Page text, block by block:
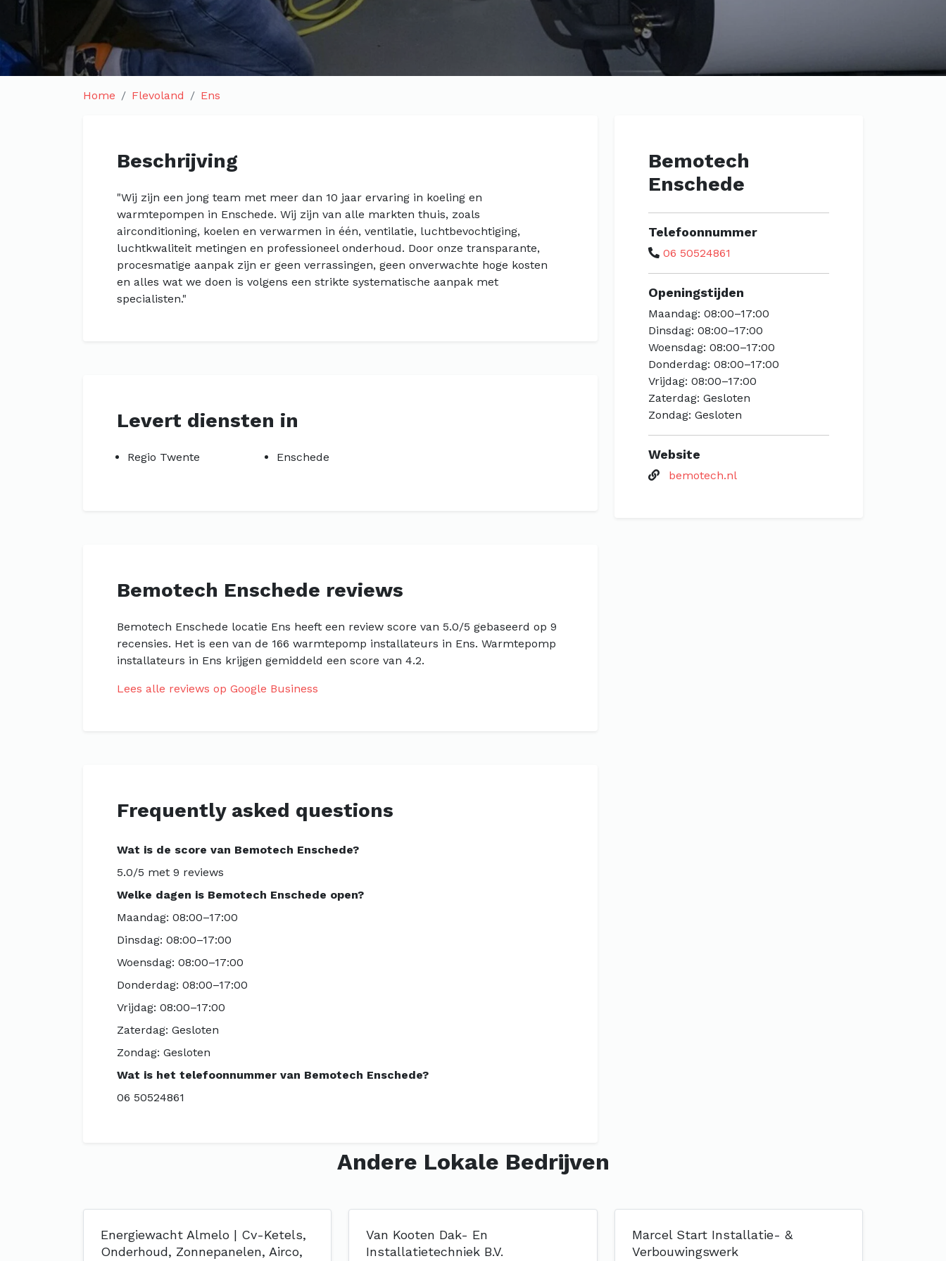
Home Flevoland Ens
Beschrijving
"Wij zijn een jong team met meer dan 10 jaar ervaring in koeling en
warmtepompen in Enschede. Wij zijn van alle markten thuis, zoals
airconditioning, koelen en verwarmen in één, ventilatie, luchtbevochtiging,
luchtkwaliteit metingen en professioneel onderhoud. Door onze transparante,
procesmatige aanpak zijn er geen verrassingen, geen onverwachte hoge kosten
en alles wat we doen is volgens een strikte systematische aanpak met
specialisten."
Levert diensten in
Regio Twente Enschede
Bemotech Enschede reviews
Bemotech Enschede locatie Ens heeft een review score van 5.0/5 gebaseerd op 9
recensies. Het is een van de 166 warmtepomp installateurs in Ens. Warmtepomp
installateurs in Ens krijgen gemiddeld een score van 4.2.
Lees alle reviews op Google Business
Frequently asked questions
Wat is de score van Bemotech Enschede?
5.0/5 met 9 reviews
Welke dagen is Bemotech Enschede open?
Maandag: 08:00–17:00
Dinsdag: 08:00–17:00
Woensdag: 08:00–17:00
Donderdag: 08:00–17:00
Vrijdag: 08:00–17:00
Zaterdag: Gesloten
Zondag: Gesloten
Wat is het telefoonnummer van Bemotech Enschede?
06 50524861
Bemotech
Enschede
Telefoonnummer
06 50524861
Openingstijden
Maandag: 08:00–17:00
Dinsdag: 08:00–17:00
Woensdag: 08:00–17:00
Donderdag: 08:00–17:00
Vrijdag: 08:00–17:00
Zaterdag: Gesloten
Zondag: Gesloten
Website
bemotech.nl
Andere Lokale Bedrijven
Energiewacht Almelo | Cv-Ketels,
Onderhoud, Zonnepanelen, Airco,
Van Kooten Dak- En
Installatietechniek B.V.
Marcel Start Installatie- &
Verbouwingswerk